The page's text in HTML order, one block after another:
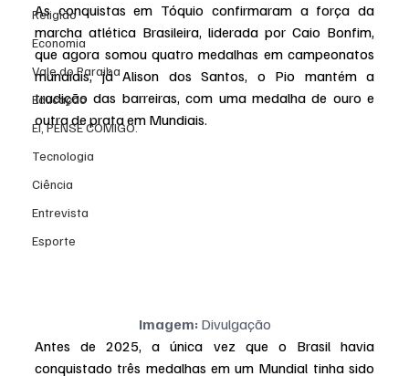
Religião
Economia
Vale do Paraiba
Educação
EI, PENSE COMIGO.
Tecnologia
Ciência
Entrevista
Esporte
As conquistas em Tóquio confirmaram a força da
marcha atlética Brasileira, liderada por Caio Bonfim,
que agora somou quatro medalhas em campeonatos
mundiais, já Alison dos Santos, o Pio mantém a
tradição das barreiras, com uma medalha de ouro e
outra de prata em Mundiais.
Imagem: Divulgação
Antes de 2025, a única vez que o Brasil havia
conquistado três medalhas em um Mundial tinha sido